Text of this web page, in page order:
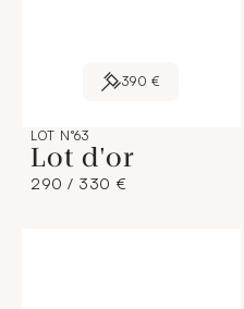
390 €
LOT N°63
Lot d'or
290 / 330 €